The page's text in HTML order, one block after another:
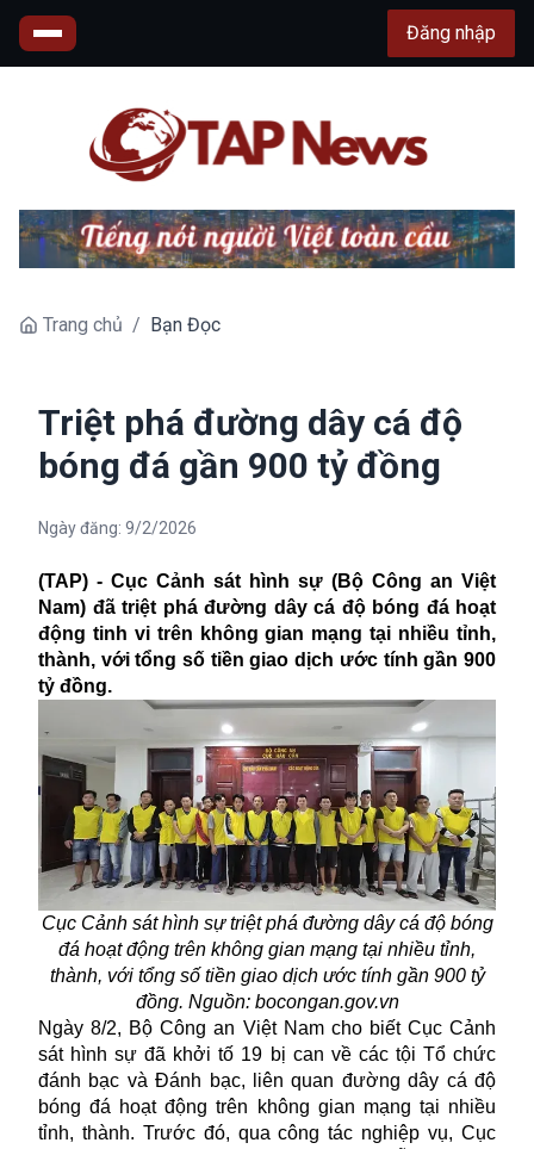
Đăng nhập
Trang chủ / Bạn Đọc
Triệt phá đường dây cá độ
bóng đá gần 900 tỷ đồng
Ngày đăng: 9/2/2026
(TAP) - Cục Cảnh sát hình sự (Bộ Công an Việt
Nam) đã triệt phá đường dây cá độ bóng đá hoạt
động tinh vi trên không gian mạng tại nhiều tỉnh,
thành, với tổng số tiền giao dịch ước tính gần 900
tỷ đồng.
Cục Cảnh sát hình sự triệt phá đường dây cá độ bóng
đá hoạt động trên không gian mạng tại nhiều tỉnh,
thành, với tổng số tiền giao dịch ước tính gần 900 tỷ
đồng. Nguồn: bocongan.gov.vn
Ngày 8/2, Bộ Công an Việt Nam cho biết Cục Cảnh
sát hình sự đã khởi tố 19 bị can về các tội Tổ chức
đánh bạc và Đánh bạc, liên quan đường dây cá độ
bóng đá hoạt động trên không gian mạng tại nhiều
tỉnh, thành. Trước đó, qua công tác nghiệp vụ, Cục